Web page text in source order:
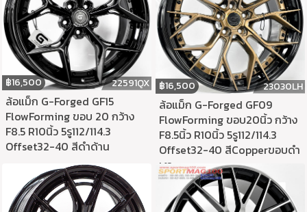
฿16,500 22591QX
ล้อแม็ก G-Forged GF15
FlowForming ขอบ 20 กว้าง
F8.5 R10นิ้ว 5รู112/114.3
Offset32-40 สีดำด้าน
฿16,500 23030LH
ล้อแม็ก G-Forged GF09
FlowForming ขอบ20นิ้ว กว้าง
F8.5นิ้ว R10นิ้ว 5รู112/114.3
Offset32-40 สีCopperขอบดำ
เงา